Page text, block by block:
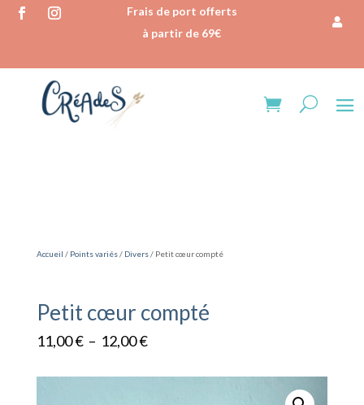
Frais de port offerts
à partir de 69€
Accueil / Points variés/ Divers/ Petit cœur compté
Petit cœur compté
11,00€ – 12,00€Plage